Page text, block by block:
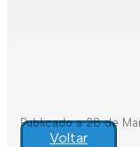
Publicado a 28 de
Voltar